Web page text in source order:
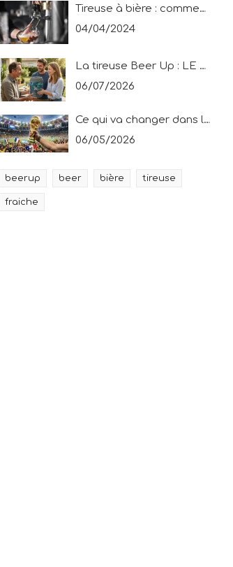
Tireuse à bière : comment servir une bière pression ?
04/04/2024
La tireuse Beer Up : LE cadeau idéal pour une fête des pères très spéciale !
06/07/2026
Ce qui va changer dans le tournoi mondial !
06/05/2026
beerup beer bière tireuse
fraiche